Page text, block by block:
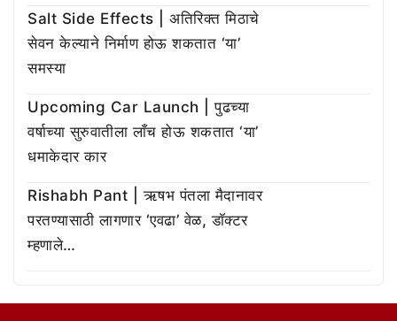
Salt Side Effects | अतिरिक्त मिठाचे
सेवन केल्याने निर्माण होऊ शकतात ‘या’
समस्या
Upcoming Car Launch | पुढच्या
वर्षाच्या सुरुवातीला लाँच होऊ शकतात ‘या’
धमाकेदार कार
Rishabh Pant | ऋषभ पंतला मैदानावर
परतण्यासाठी लागणार ‘एवढा’ वेळ, डॉक्टर
म्हणाले…